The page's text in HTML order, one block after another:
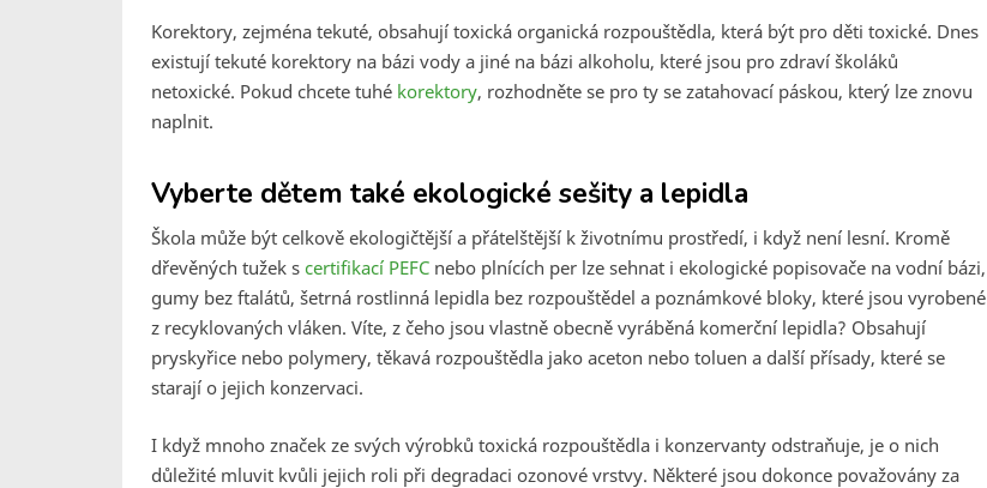
Korektory, zejména tekuté, obsahují toxická organická rozpouštědla, která být pro děti toxické. Dnes
existují tekuté korektory na bázi vody a jiné na bázi alkoholu, které jsou pro zdraví školáků
netoxické. Pokud chcete tuhé korektory, rozhodněte se pro ty se zatahovací páskou, který lze znovu
naplnit.
Vyberte dětem také ekologické sešity a lepidla
Škola může být celkově ekologičtější a přátelštější k životnímu prostředí, i když není lesní. Kromě
dřevěných tužek s certifikací PEFC nebo plnících per lze sehnat i ekologické popisovače na vodní bázi,
gumy bez ftalátů, šetrná rostlinná lepidla bez rozpouštědel a poznámkové bloky, které jsou vyrobené
z recyklovaných vláken. Víte, z čeho jsou vlastně obecně vyráběná komerční lepidla? Obsahují
pryskyřice nebo polymery, těkavá rozpouštědla jako aceton nebo toluen a další přísady, které se
starají o jejich konzervaci.
I když mnoho značek ze svých výrobků toxická rozpouštědla i konzervanty odstraňuje, je o nich
důležité mluvit kvůli jejich roli při degradaci ozonové vrstvy. Některé jsou dokonce považovány za